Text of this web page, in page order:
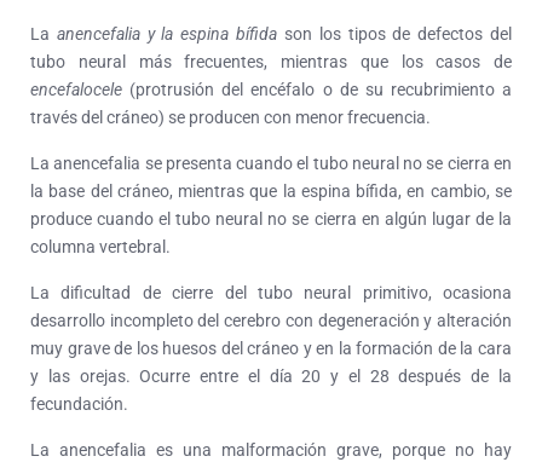
La anencefalia y la espina bífida son los tipos de defectos del
tubo neural más frecuentes, mientras que los casos de
encefalocele (protrusión del encéfalo o de su recubrimiento a
través del cráneo) se producen con menor frecuencia.
La anencefalia se presenta cuando el tubo neural no se cierra en
la base del cráneo, mientras que la espina bífida, en cambio, se
produce cuando el tubo neural no se cierra en algún lugar de la
columna vertebral.
La dificultad de cierre del tubo neural primitivo, ocasiona
desarrollo incompleto del cerebro con degeneración y alteración
muy grave de los huesos del cráneo y en la formación de la cara
y las orejas. Ocurre entre el día 20 y el 28 después de la
fecundación.
La anencefalia es una malformación grave, porque no hay